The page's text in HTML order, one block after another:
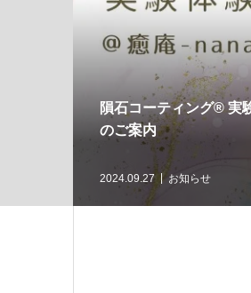
法のマインドジャー®︎つくり
座（対面またはオンライン）
お知らせ